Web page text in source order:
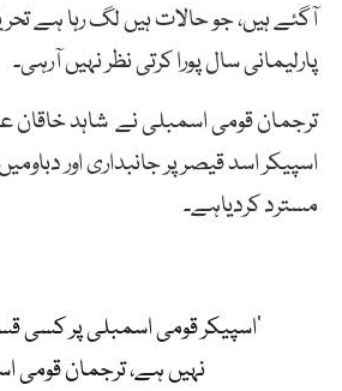
آگئے ہیں، جو حالات ہیں لگ رہا ہے
پارلیمانی سال پورا کرتی نظر نہیں آرہی۔
ترجمان قومی اسمبلی نے شاہد
اسپیکر اسد قیصر پر جانبداری اور
مسترد کردیاہے۔
’اسپیکر قومی اسمبلی پر کسی
نہیں ہے، ترجمان قومی